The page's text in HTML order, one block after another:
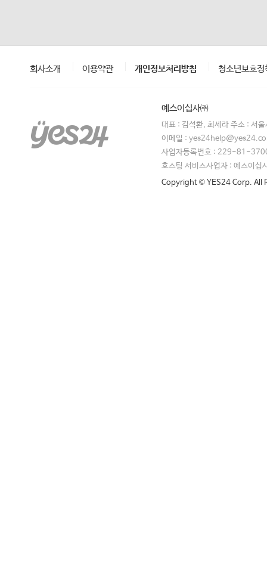
회사소개 이용약관 개인정보처리방침 청소년보호정
예스이십사㈜
대표 : 김석환, 최세라 주소 : 서
이메일 :
사업자등록번호 : 229-81-
호스팅 서비스사업자 : 예스이십
Copyright © YES24 Corp. All